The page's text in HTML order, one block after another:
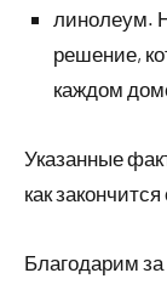
линолеум.
решение,
каждом
Указанные
как
Благодарим